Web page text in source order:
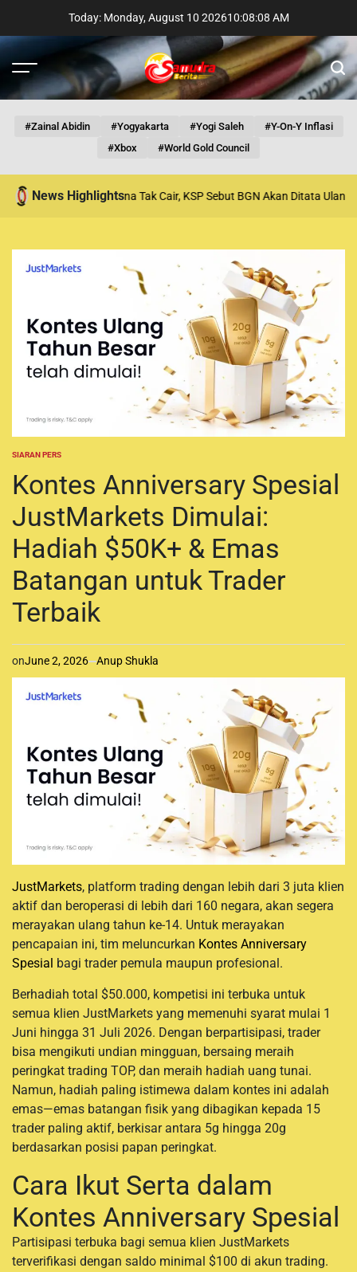
i
p
o
Today: Monday, August 10 202610:08:09 AM
M
n
S
e
a
c
#Zainal Abidin #Yogyakarta #Yogi Saleh
#y-On-Y Inflasi
#Xbox
#World Gold Council
News Highlights
Berhenti Akibat Dana Tak Cair, KSP Sebut BGN Akan Ditata Ulang
P
T
D
SIARAN PERS
Kontes Anniversary Spesial
JustMarkets Dimulai:
Hadiah $50K+ & Emas
Batangan untuk Trader
Terbaik
onJune 2, 2026 Anup Shukla
JustMarkets, platform trading dengan lebih dari 3 juta klien
aktif dan beroperasi di lebih dari 160 negara, akan segera
merayakan ulang tahun ke-14. Untuk merayakan
pencapaian ini, tim meluncurkan Kontes Anniversary
Spesial bagi trader pemula maupun profesional.
Berhadiah total $50.000, kompetisi ini terbuka untuk
semua klien JustMarkets yang memenuhi syarat mulai 1
Juni hingga 31 Juli 2026. Dengan berpartisipasi, trader
bisa mengikuti undian mingguan, bersaing meraih
peringkat trading TOP, dan meraih hadiah uang tunai.
Namun, hadiah paling istimewa dalam kontes ini adalah
emas—emas batangan fisik yang dibagikan kepada 15
trader paling aktif, berkisar antara 5g hingga 20g
berdasarkan posisi papan peringkat.
Cara Ikut Serta dalam
Kontes Anniversary Spesial
Partisipasi terbuka bagi semua klien JustMarkets
terverifikasi dengan saldo minimal $100 di akun trading.